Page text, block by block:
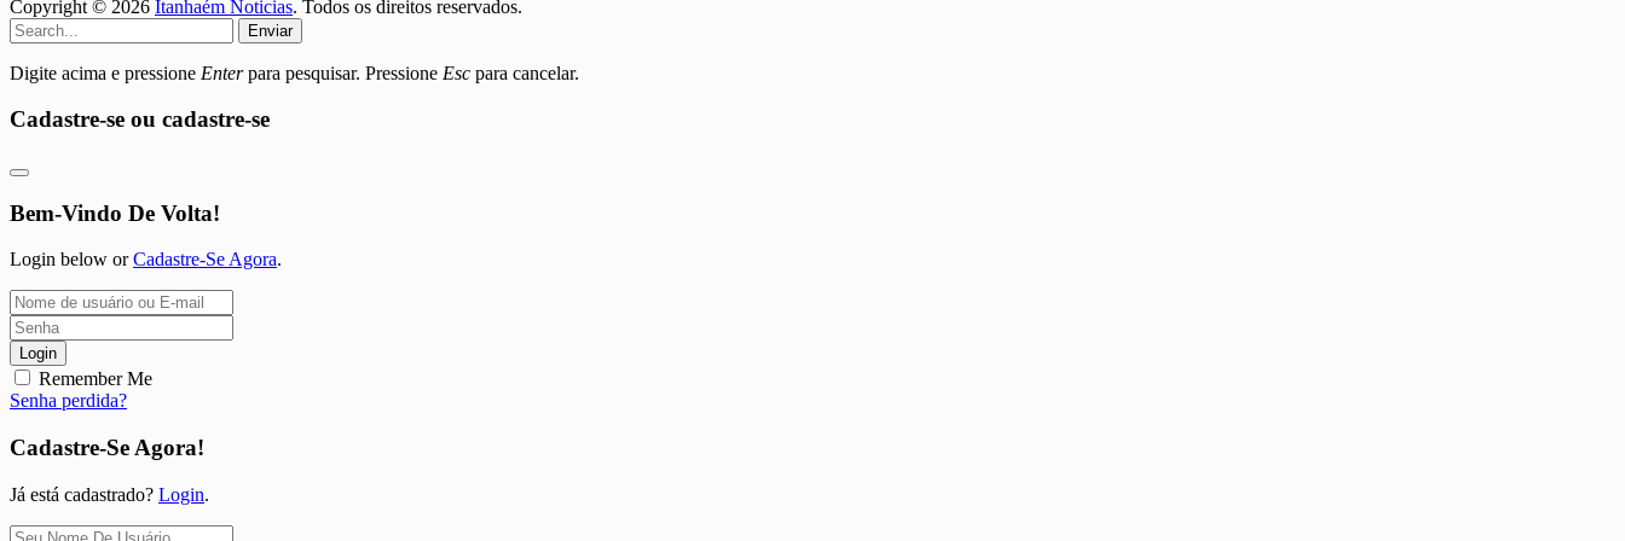
Copyright © 2026 Itanhaém Noticias. Todos os direitos reservados.
Enviar
Digite acima e pressione Enterpara pesquisar. Pressione Esc para cancelar.
Cadastre-se ou cadastre-se
Bem-Vindo De Volta!
Login below orCadastre-Se Agora.
Login
Remember Me
Senha perdida?
Cadastre-Se Agora!
Já está cadastrado? Login.